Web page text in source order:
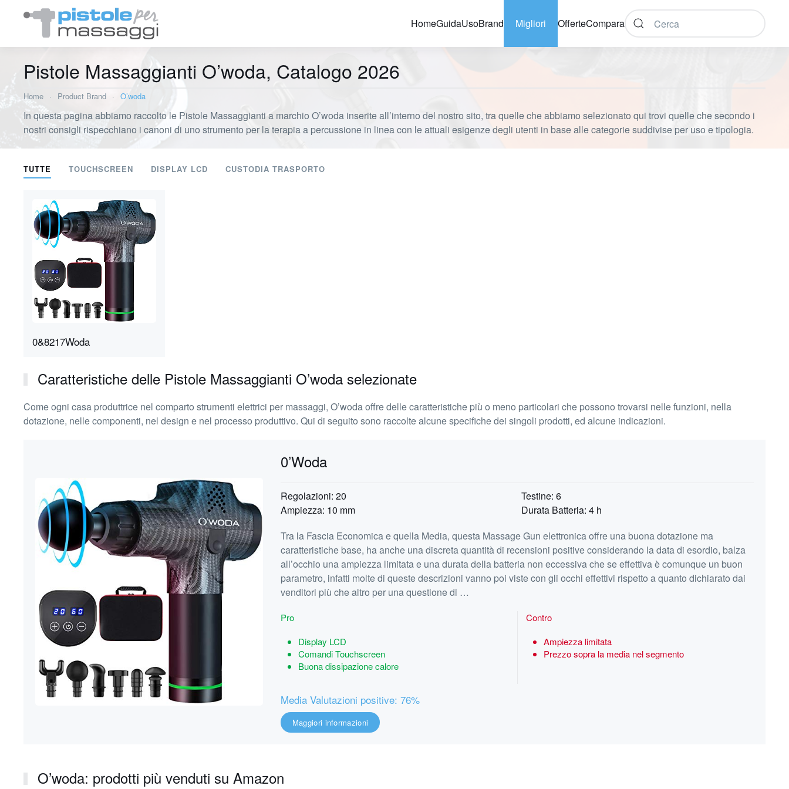
HomeGuidaUsoBrand Migliori OfferteCompara
Pistole Massaggianti O’woda, Catalogo 2026
Home Product Brand O’woda
In questa pagina abbiamo raccolto le Pistole Massaggianti a marchio O’woda inserite all’interno del nostro sito, tra quelle che abbiamo selezionato qui trovi quelle che secondo i
nostri consigli rispecchiano i canoni di uno strumento per la terapia a percussione in linea con le attuali esigenze degli utenti in base alle categorie suddivise per uso e tipologia.
TUTTE TOUCHSCREEN DISPLAY LCD CUSTODIA TRASPORTO
0&8217Woda
Caratteristiche delle Pistole Massaggianti O’woda selezionate
Come ogni casa produttrice nel comparto strumenti elettrici per massaggi, O’woda offre delle caratteristiche più o meno particolari che possono trovarsi nelle funzioni, nella
dotazione, nelle componenti, nel design e nel processo produttivo. Qui di seguito sono raccolte alcune specifiche dei singoli prodotti, ed alcune indicazioni.
0’Woda
Regolazioni: 20
Testine: 6
Ampiezza: 10 mm
Durata Batteria: 4 h
Tra la Fascia Economica e quella Media, questa Massage Gun elettronica offre una buona dotazione ma
caratteristiche base, ha anche una discreta quantità di recensioni positive considerando la data di esordio, balza
all’occhio una ampiezza limitata e una durata della batteria non eccessiva che se effettiva è comunque un buon
parametro, infatti molte di queste descrizioni vanno poi viste con gli occhi effettivi rispetto a quanto dichiarato dai
venditori più che altro per una questione di …
Pro
Display LCD
Comandi Touchscreen
Buona dissipazione calore
Contro
Ampiezza limitata
Prezzo sopra la media nel segmento
Media Valutazioni positive: 76%
Maggiori informazioni
O’woda: prodotti più venduti su Amazon